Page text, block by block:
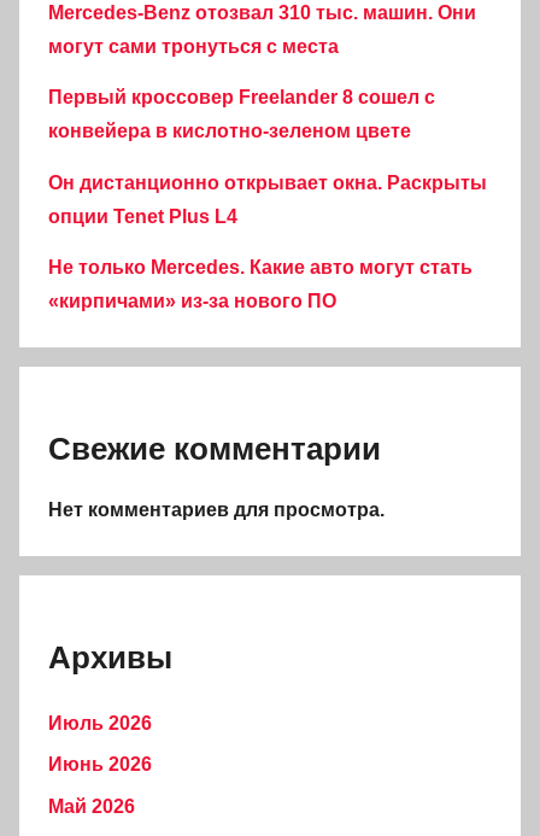
Mercedes-Benz отозвал 310 тыс. машин. Они
могут сами тронуться с места
Первый кроссовер Freelander 8 сошел с
конвейера в кислотно-зеленом цвете
Он дистанционно открывает окна. Раскрыты
опции Tenet Plus L4
Не только Mercedes. Какие авто могут стать
«кирпичами» из-за нового ПО
Свежие комментарии
Нет комментариев для просмотра.
Архивы
Июль 2026
Июнь 2026
Май 2026